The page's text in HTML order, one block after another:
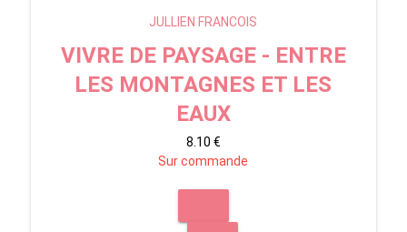
JULLIEN FRANCOIS
VIVRE DE PAYSAGE - ENTRE
LES MONTAGNES ET LES
EAUX
8.10 €
Sur commande